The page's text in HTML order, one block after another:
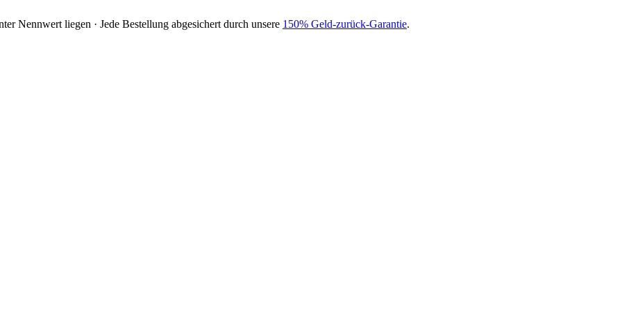
Nennwert liegen · Jede Bestellung abgesichert durch unsere 150% Geld-zurück-Garantie.